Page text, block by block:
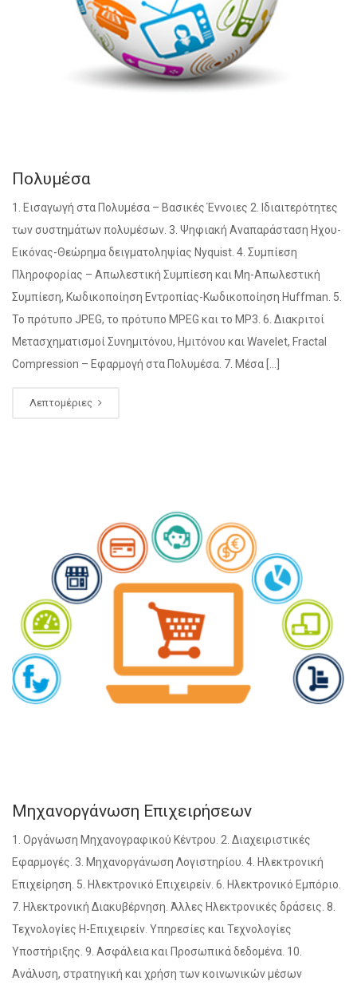
Πολυμέσα
1. Εισαγωγή στα Πολυμέσα – Βασικές Έννοιες 2. Ιδιαιτερότητες
των συστημάτων πολυμέσων. 3. Ψηφιακή Αναπαράσταση Ηχου-
Εικόνας-Θεώρημα δειγματοληψίας Nyquist. 4. Συμπίεση
Πληροφορίας – Απωλεστική Συμπίεση και Μη-Απωλεστική
Συμπίεση, Κωδικοποίηση Εντροπίας-Κωδικοποίηση Huffman. 5.
Το πρότυπο JPEG, το πρότυπο MPEG και το MP3. 6. Διακριτοί
Μετασχηματισμοί Συνημιτόνου, Ημιτόνου και Wavelet, Fractal
Compression – Εφαρμογή στα Πολυμέσα. 7. Μέσα […]
Λεπτομέριες
Μηχανοργάνωση Επιχειρήσεων
1. Οργάνωση Μηχανογραφικού Κέντρου. 2. Διαχειριστικές
Εφαρμογές. 3. Μηχανοργάνωση Λογιστηρίου. 4. Ηλεκτρονική
Επιχείρηση. 5. Ηλεκτρονικό Επιχειρείν. 6. Ηλεκτρονικό Εμπόριο.
7. Ηλεκτρονική Διακυβέρνηση. Άλλες Ηλεκτρονικές δράσεις. 8.
Τεχνολογίες Η-Επιχειρείν. Υπηρεσίες και Τεχνολογίες
Υποστήριξης. 9. Ασφάλεια και Προσωπικά δεδομένα. 10.
Ανάλυση, στρατηγική και χρήση των κοινωνικών μέσων